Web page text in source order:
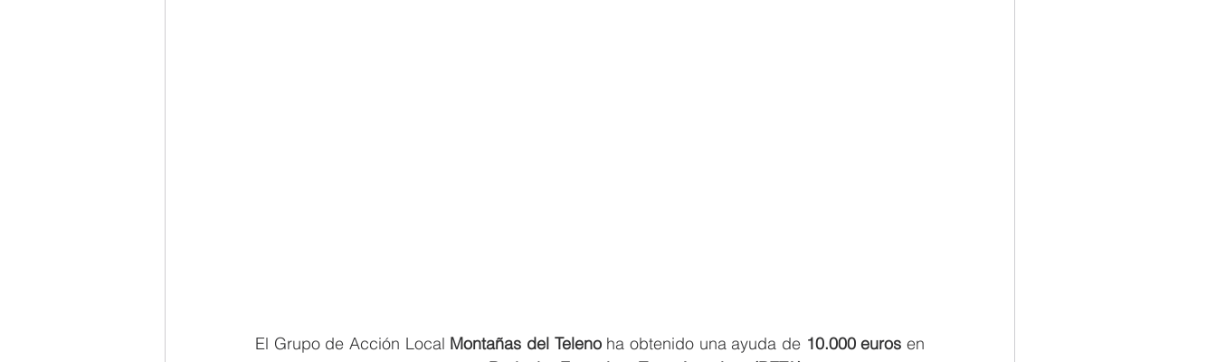
El Grupo de Acción Local Montañas del Teleno ha obtenido una ayuda de 10.000 euros en